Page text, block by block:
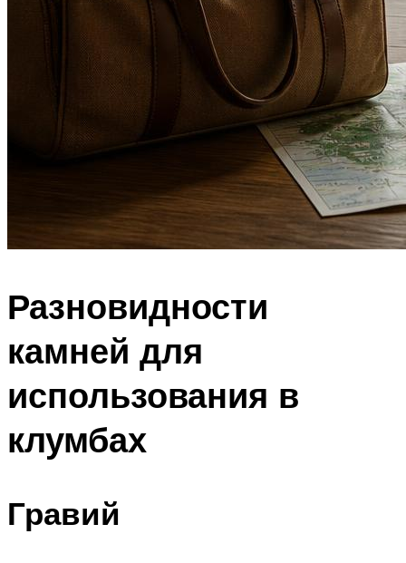
Разновидности
камней для
использования в
клумбах
Гравий